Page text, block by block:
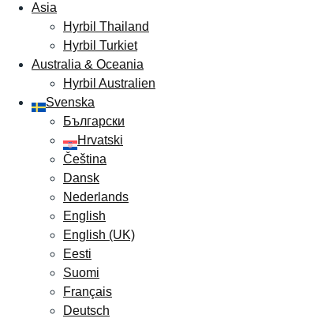
Asia
Hyrbil Thailand
Hyrbil Turkiet
Australia & Oceania
Hyrbil Australien
Svenska
Български
Hrvatski
Čeština
Dansk
Nederlands
English
English (UK)
Eesti
Suomi
Français
Deutsch